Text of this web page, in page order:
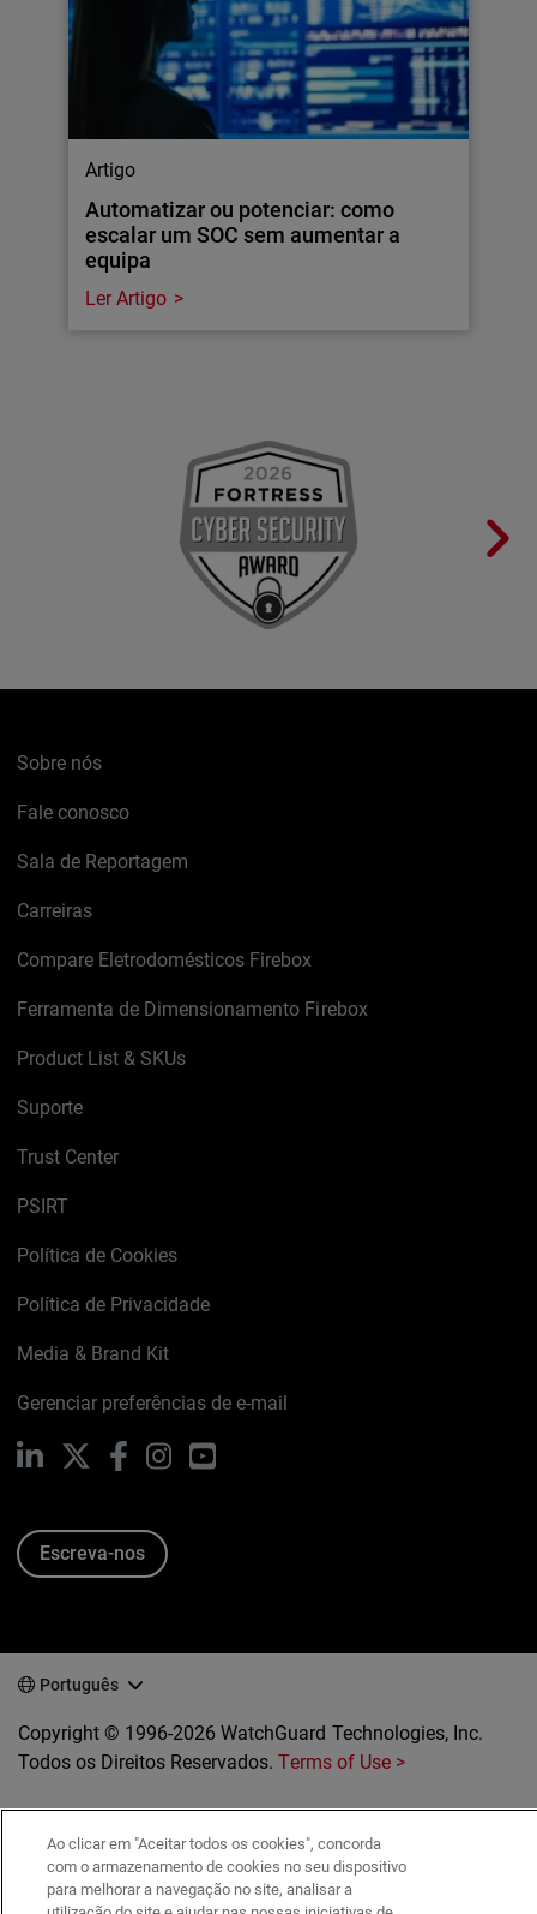
Artigo
Automatizar ou potenciar: como
escalar um SOC sem aumentar a
equipa
Ler Artigo
Sobre nós
Fale conosco
Sala de Reportagem
Carreiras
Compare Eletrodomésticos Firebox
Ferramenta de Dimensionamento Firebox
Product List & SKUs
Suporte
Trust Center
PSIRT
Política de Cookies
Política de Privacidade
Media & Brand Kit
Gerenciar preferências de e-mail
LinkedIn FacebookInstagramYouTube
Escreva-nos
Português
Copyright © 1996-2026 WatchGuard Technologies, Inc.
Todos os Direitos Reservados.Terms of Use >
Ao clicar em "Aceitar todos os cookies", concorda
com o armazenamento de cookies no seu dispositivo
para melhorar a navegação no site, analisar a